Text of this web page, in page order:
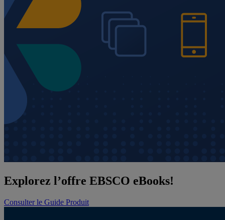
Explorez l’offre EBSCO eBooks!
Consulter le Guide Produit